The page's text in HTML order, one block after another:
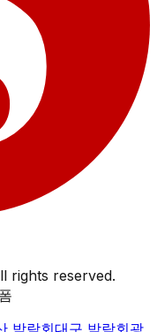
rights reserved.